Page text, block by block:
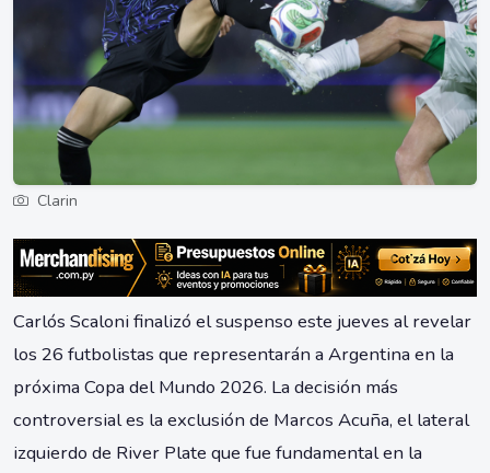
Clarin
Carlós Scaloni finalizó el suspenso este jueves al revelar
los 26 futbolistas que representarán a Argentina en la
próxima Copa del Mundo 2026. La decisión más
controversial es la exclusión de Marcos Acuña, el lateral
izquierdo de River Plate que fue fundamental en la